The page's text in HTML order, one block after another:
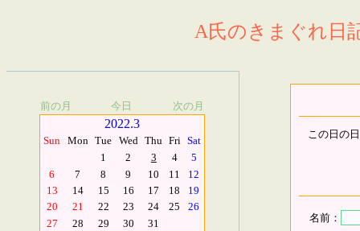
A氏のきまぐれ日
前の月 今日 次の月
2022.3
Sun Mon Tue Wed Thu Fri Sat
1
2 3 4
5
6
7 8 9 10 11
12
13
14 15 16 17 18
19
20
21 22 23 24 25
26
27
28 29 30 31
この日の
名前：